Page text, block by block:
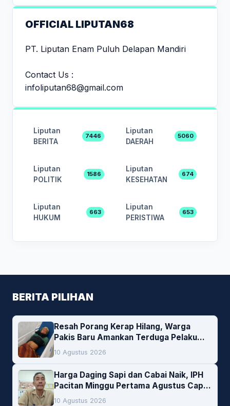
OFFICIAL LIPUTAN68
PT. Liputan Enam Puluh Delapan Mandiri
Contact Us :
infoliputan68@gmail.com
Liputan
BERITA
7446
Liputan
DAERAH
5060
Liputan
POLITIK
1586
Liputan
KESEHATAN
674
Liputan
HUKUM
663
Liputan
PERISTIWA
653
BERITA PILIHAN
Resah Porang Kerap Hilang, Warga
Pakis Baru Amankan Terduga Pelaku
Pencurian
10 Agustus 2026
Harga Daging Sapi dan Cabai Naik, IPH
Pacitan Minggu Pertama Agustus Capai
1,66 Persen. Ini Penjelasan Kabag Ayub
10 Agustus 2026